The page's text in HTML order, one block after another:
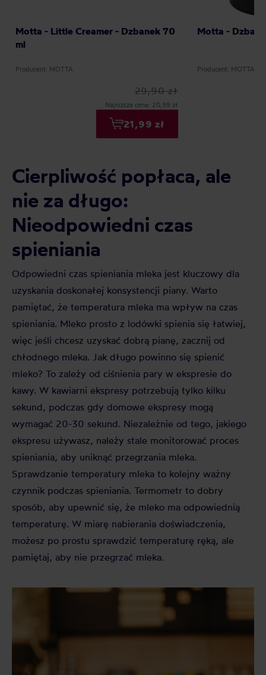
Motta - Little Creamer - Dzbanek 70
ml
Producent: MOTTA
29,90 zł
Najniższa cena: 20,99 zł
21,99 zł
Motta -
Producent: MOTTA
Cierpliwość popłaca, ale
nie za długo:
Nieodpowiedni czas
spieniania
Odpowiedni czas spieniania mleka jest kluczowy dla
uzyskania doskonałej konsystencji piany. Warto
pamiętać, że temperatura mleka ma wpływ na czas
spieniania. Mleko prosto z lodówki spienia się łatwiej,
więc jeśli chcesz uzyskać dobrą pianę, zacznij od
chłodnego mleka. Jak długo powinno się spienić
mleko? To zależy od ciśnienia pary w ekspresie do
kawy. W kawiarni ekspresy potrzebują tylko kilku
sekund, podczas gdy domowe ekspresy mogą
wymagać 20-30 sekund. Niezależnie od tego, jakiego
ekspresu używasz, należy stale monitorować proces
spieniania, aby uniknąć przegrzania mleka.
Sprawdzanie temperatury mleka to kolejny ważny
czynnik podczas spieniania. Termometr to dobry
sposób, aby upewnić się, że mleko ma odpowiednią
temperaturę. W miarę nabierania doświadczenia,
możesz po prostu sprawdzić temperaturę ręką, ale
pamiętaj, aby nie przegrzać mleka.